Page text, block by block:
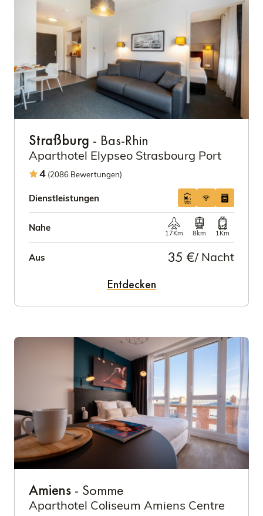
Straßburg - Bas-Rhin
Aparthotel Elypseo Strasbourg Port
4 (2086 Bewertungen)
Dienstleistungen
Nahe
17Km 8km 1Km
Aus 35 €/ Nacht
Entdecken
Amiens - Somme
Aparthotel Coliseum Amiens Centre